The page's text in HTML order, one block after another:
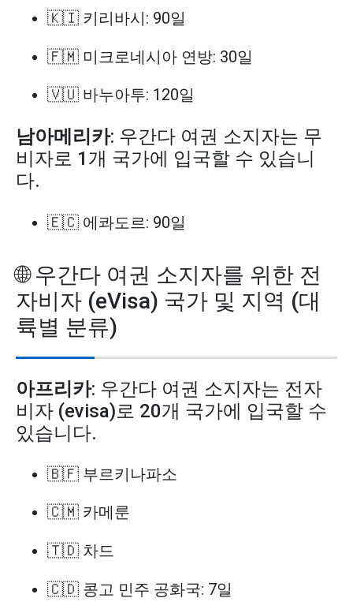
🇰🇮 키리바시: 90일
🇫🇲 미크로네시아 연방: 30일
🇻🇺 바누아투: 120일
남아메리카: 우간다 여권 소지자는 무
비자로 1개 국가에 입국할 수 있습니
다.
🇪🇨 에콰도르: 90일
🌐 우간다 여권 소지자를 위한 전
자비자 (eVisa) 국가 및 지역 (대
륙별 분류)
아프리카: 우간다 여권 소지자는 전자
비자 (evisa)로 20개 국가에 입국할 수
있습니다.
🇧🇫 부르키나파소
🇨🇲 카메룬
🇹🇩 차드
🇨🇩 콩고 민주 공화국: 7일